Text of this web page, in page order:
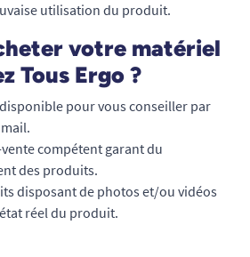
utilisation du produit.
votre matériel
Tous Ergo ?
pour vous conseiller par
compétent garant du
des produits.
disposant de photos et/ou vidéos
réel du produit.